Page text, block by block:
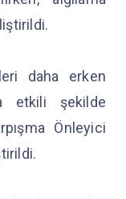
daha erken
etkili şekilde
Önleyici